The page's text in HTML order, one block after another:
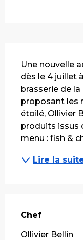
Une nouvelle
dès le 4 juillet
brasserie de
proposant les
étoilé, Ollivier
produits issus
menu : fish &
Lire la
Chef
Chef
Ollivier Bellin